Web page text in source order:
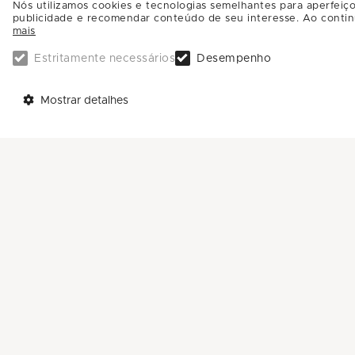
Nós utilizamos cookies e tecnologias semelhantes para
publicidade e recomendar conteúdo de seu interesse. Ao
mais
Estritamente necessários Desempenho
Mostrar detalhes